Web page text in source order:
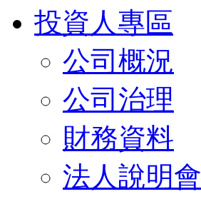
投資人專區
公司概況
公司治理
財務資料
法人說明會